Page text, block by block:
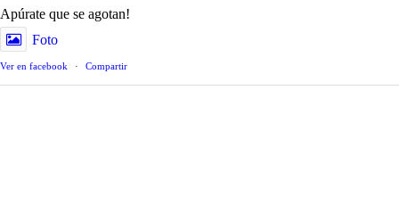
Apúrate que se agotan!
Foto
Ver en facebook · Compartir